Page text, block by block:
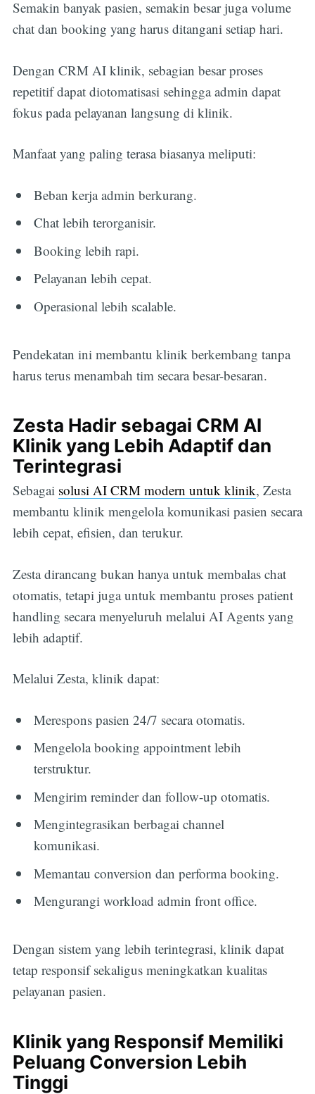
Semakin banyak pasien, semakin besar juga volume
chat dan booking yang harus ditangani setiap hari.
Dengan CRM AI klinik, sebagian besar proses
repetitif dapat diotomatisasi sehingga admin dapat
fokus pada pelayanan langsung di klinik.
Manfaat yang paling terasa biasanya meliputi:
Beban kerja admin berkurang.
Chat lebih terorganisir.
Booking lebih rapi.
Pelayanan lebih cepat.
Operasional lebih scalable.
Pendekatan ini membantu klinik berkembang tanpa
harus terus menambah tim secara besar-besaran.
Zesta Hadir sebagai CRM AI
Klinik yang Lebih Adaptif dan
Terintegrasi
Sebagai solusi AI CRM modern untuk klinik, Zesta
membantu klinik mengelola komunikasi pasien secara
lebih cepat, efisien, dan terukur.
Zesta dirancang bukan hanya untuk membalas chat
otomatis, tetapi juga untuk membantu proses patient
handling secara menyeluruh melalui AI Agents yang
lebih adaptif.
Melalui Zesta, klinik dapat:
Merespons pasien 24/7 secara otomatis.
Mengelola booking appointment lebih
terstruktur.
Mengirim reminder dan follow-up otomatis.
Mengintegrasikan berbagai channel
komunikasi.
Memantau conversion dan performa booking.
Mengurangi workload admin front office.
Dengan sistem yang lebih terintegrasi, klinik dapat
tetap responsif sekaligus meningkatkan kualitas
pelayanan pasien.
Klinik yang Responsif Memiliki
Peluang Conversion Lebih
Tinggi